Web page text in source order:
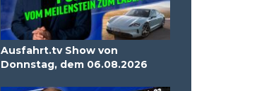
Ausfahrt.tv Show von
Donnstag, dem 06.08.2026